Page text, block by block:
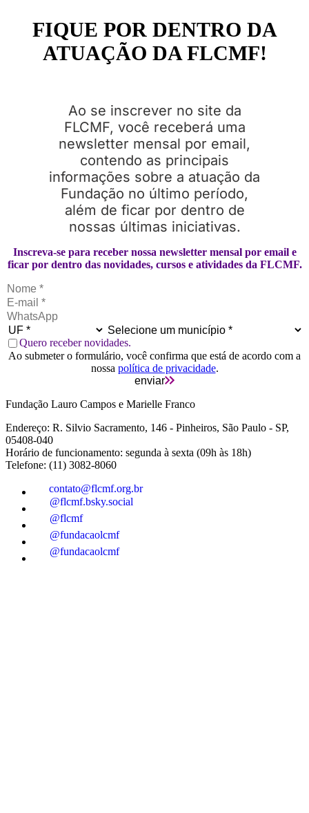
Inscreva-se para receber nossa newsletter mensal por email e
ficar por dentro das novidades, cursos e atividades da FLCMF.
Quero receber novidades.
Ao submeter o formulário, você confirma que está de acordo com a
nossa política de privacidade.
enviar
FIQUE POR DENTRO DA
ATUAÇÃO DA FLCMF!
Ao se inscrever no site da
FLCMF, você receberá uma
newsletter mensal por email,
contendo as principais
informações sobre a atuação da
Fundação no último período,
além de ficar por dentro de
nossas últimas iniciativas.
Fundação Lauro Campos e Marielle Franco
Endereço: R. Silvio Sacramento, 146 - Pinheiros, São Paulo - SP,
05408-040
Horário de funcionamento: segunda à sexta (09h às 18h)
Telefone: (11) 3082-8060
contato@flcmf.org.br
@flcmf.bsky.social
@flcmf
@fundacaolcmf
@fundacaolcmf